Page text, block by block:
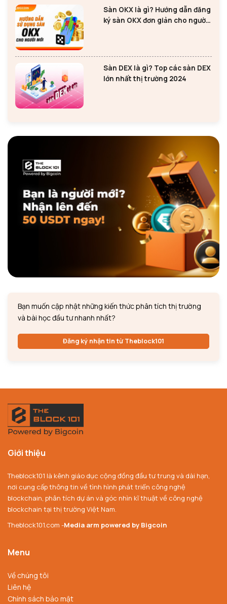
Sàn OKX là gì? Hướng dẫn đăng
ký sàn OKX đơn giản cho người
Sàn DEX là gì? Top các sàn DEX
lớn nhất thị trường 2024
Bạn muốn cập nhật những kiến thức phân tích thị trường
và bài học đầu tư nhanh nhất?
Đăng ký nhận tin từ Theblock101
Giới thiệu
Theblock101 là kênh giáo dục cộng đồng đầu tư trung và dài hạn,
nơi cung cấp thông tin về tình hình phát triển công nghệ
blockchain, phân tích dự án và góc nhìn kĩ thuật về công nghệ
blockchain tại thị trường Việt Nam.
Theblock101.com -Media arm powered by Bigcoin
Menu
Về chúng tôi
Liên hệ
Chính sách bảo mật